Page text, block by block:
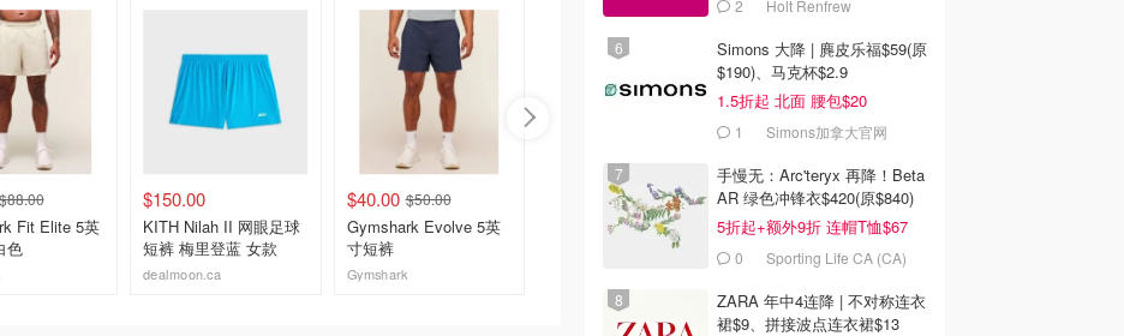
Fit Elite 5英
色
$150.00
KITH Nilah II 网眼足球
短裤 梅里登蓝 女款
dealmoon.ca
$40.00 $50.00
Gymshark Evolve 5英
寸短裤
Gymshark
Arc'teryx 超轻合成中筒
去购买
$90.00
adidas Firebird 宽松长
Footlocker加拿大官网
去购买
2 Holt Renfrew
Simons 大降 | 麂皮乐福$59(原
$190)、马克杯$2.9
1.5折起 北面 腰包$20
1 Simons加拿大官网
手慢无：Arc'teryx 再降！Beta
AR 绿色冲锋衣$420(原$840)
5折起+额外9折 连帽T恤$67
0 Sporting Life CA (CA)
ZARA 年中4连降 | 不对称连衣
裙$9、拼接波点连衣裙$13